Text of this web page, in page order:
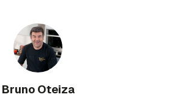
Bruno Oteiza